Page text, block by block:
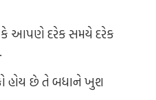
આપણે દરેક સમયે દરેક
હોય છે તે બધાને ખુશ